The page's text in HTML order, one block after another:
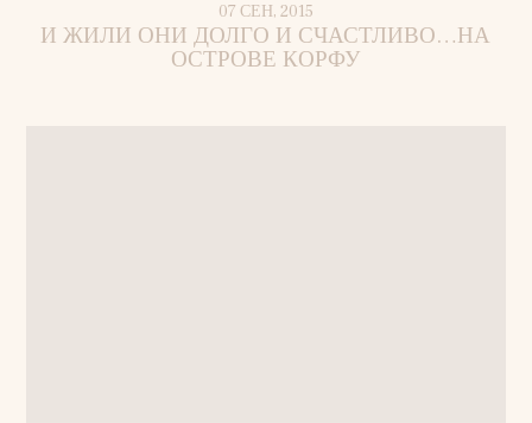
07 СЕН, 2015
И ЖИЛИ ОНИ ДОЛГО И СЧАСТЛИВО…НА
ОСТРОВЕ КОРФУ